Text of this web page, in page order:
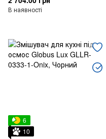
В наявності
6
10